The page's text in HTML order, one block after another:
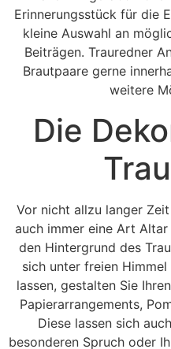
Erinnerungsstück für die
kleine Auswahl an
Beiträgen. Trauredner
Brautpaare gerne
weitere
Die
Vor nicht allzu langer
auch immer eine Art
den Hintergrund des
sich unter freien
lassen, gestalten Sie
Papierarrangements,
Diese lassen sich
besonderen Spruch oder